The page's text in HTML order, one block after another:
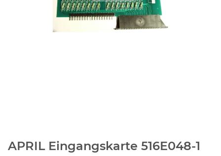
APRIL Eingangskarte 516E048-1